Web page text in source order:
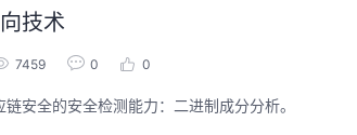
技术
7459 0 0
安全的安全检测能力：二进制成分分析。